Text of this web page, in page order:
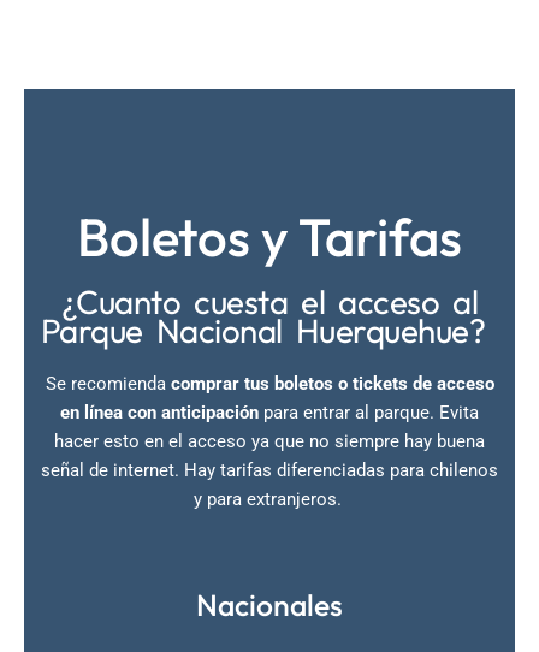
Boletos y Tarifas
¿Cuanto cuesta el acceso al
Parque Nacional Huerquehue?
Se recomienda comprar tus boletos o tickets de acceso
en línea con anticipación para entrar al parque. Evita
hacer esto en el acceso ya que no siempre hay buena
señal de internet. Hay tarifas diferenciadas para chilenos
y para extranjeros.
Nacionales